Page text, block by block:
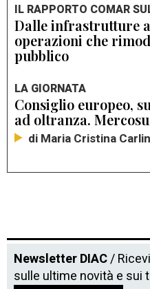
IL RAPPORTO COMAR
Dalle infrastrutture
operazioni che
pubblico
LA GIORNATA
Consiglio europeo,
ad oltranza.
di Maria Cristina
Newsletter DIAC/
sulle ultime novità e sui